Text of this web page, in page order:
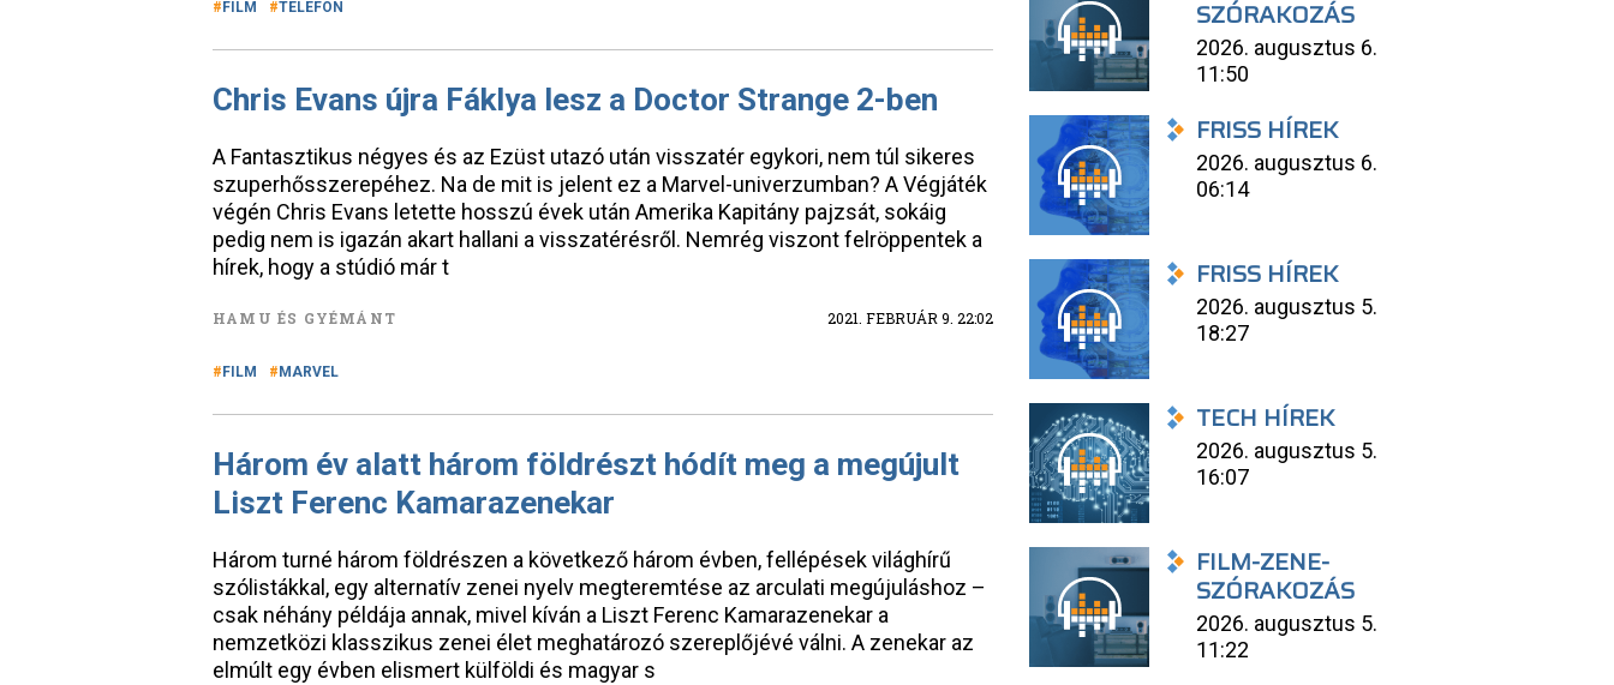
FILM TELEFON
Chris Evans újra Fáklya lesz a Doctor Strange 2-ben
A Fantasztikus négyes és az Ezüst utazó után visszatér egykori, nem túl sikeres
szuperhősszerepéhez. Na de mit is jelent ez a Marvel-univerzumban? A Végjáték
végén Chris Evans letette hosszú évek után Amerika Kapitány pajzsát, sokáig
pedig nem is igazán akart hallani a visszatérésről. Nemrég viszont felröppentek a
hírek, hogy a stúdió már t
HAMU ÉS GYÉMÁNT 2021. FEBRUÁR 9. 22:02
FILM MARVEL
Három év alatt három földrészt hódít meg a megújult
Liszt Ferenc Kamarazenekar
Három turné három földrészen a következő három évben, fellépések világhírű
szólistákkal, egy alternatív zenei nyelv megteremtése az arculati megújuláshoz –
csak néhány példája annak, mivel kíván a Liszt Ferenc Kamarazenekar a
nemzetközi klasszikus zenei élet meghatározó szereplőjévé válni. A zenekar az
elmúlt egy évben elismert külföldi és magyar s
SZÓRAKOZÁS
2026. augusztus 6.
11:50
FRISS HÍREK
2026. augusztus 6.
06:14
FRISS HÍREK
2026. augusztus 5.
18:27
TECH HÍREK
2026. augusztus 5.
16:07
FILM-ZENE-
SZÓRAKOZÁS
2026. augusztus 5.
11:22